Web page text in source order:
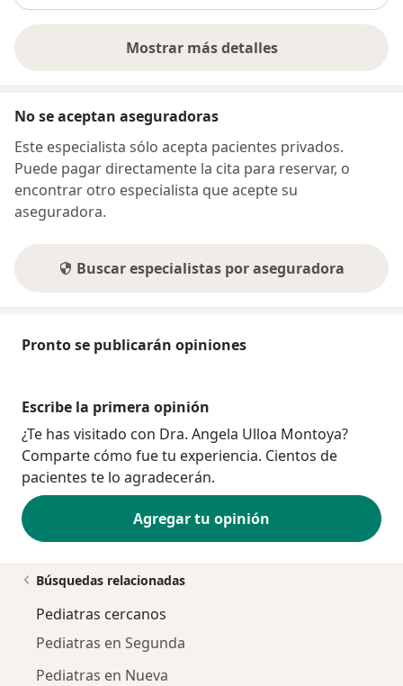
Mostrar más detalles
sobre la dirección
No se aceptan aseguradoras
Este especialista sólo acepta pacientes privados.
Puede pagar directamente la cita para reservar, o
encontrar otro especialista que acepte su
aseguradora.
Buscar especialistas por aseguradora
Pronto se publicarán opiniones
Escribe la primera opinión
¿Te has visitado con Dra. Angela Ulloa Montoya?
Comparte cómo fue tu experiencia. Cientos de
pacientes te lo agradecerán.
Agregar tu opinión
Búsquedas relacionadas
Pediatras cercanos
Pediatras en Segunda
Pediatras en Nueva